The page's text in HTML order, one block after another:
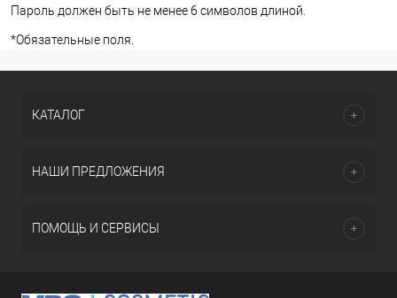
Пароль должен быть не менее 6 символов длиной.
*Обязательные поля.
КАТАЛОГ
НАШИ ПРЕДЛОЖЕНИЯ
ПОМОЩЬ И СЕРВИСЫ